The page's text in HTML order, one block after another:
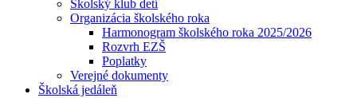
Školský klub detí
Organizácia školského roka
Harmonogram školského roka 2025/2026
Rozvrh EZŠ
Poplatky
Verejné dokumenty
Školská jedáleň